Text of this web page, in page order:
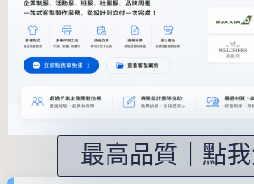
最高品質｜點